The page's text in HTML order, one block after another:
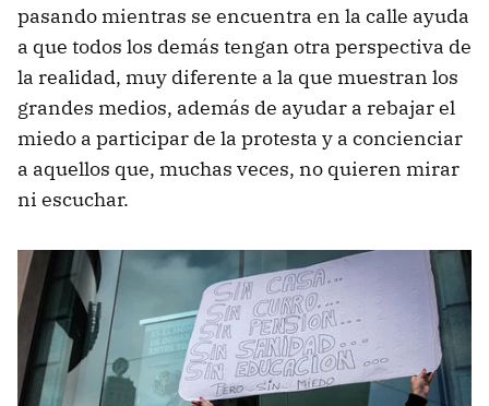
pasando mientras se encuentra en la calle ayuda
a que todos los demás tengan otra perspectiva de
la realidad, muy diferente a la que muestran los
grandes medios, además de ayudar a rebajar el
miedo a participar de la protesta y a concienciar
a aquellos que, muchas veces, no quieren mirar
ni escuchar.